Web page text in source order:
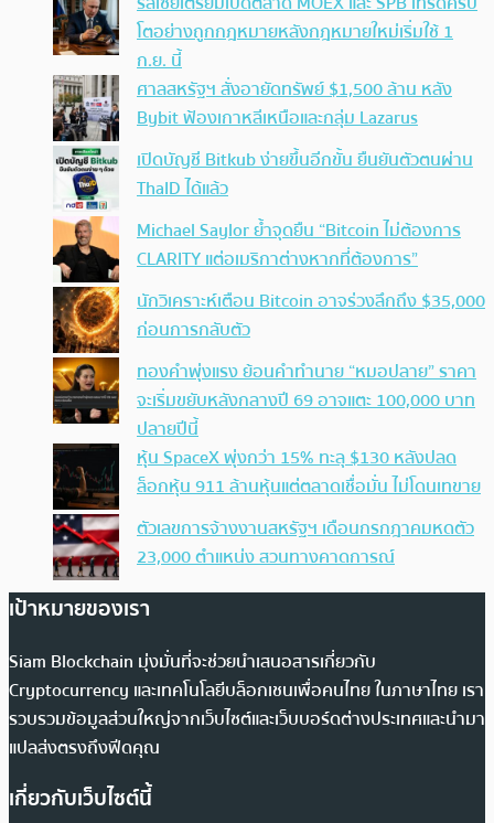
โตอย่างถูกกฎหมายหลังกฎหมายใหม่เริ่มใช้ 1
ก.ย. นี้
ศาลสหรัฐฯ สั่งอายัดทรัพย์ $1,500 ล้าน หลัง
Bybit ฟ้องเกาหลีเหนือและกลุ่ม Lazarus
เปิดบัญชี Bitkub ง่ายขึ้นอีกขั้น ยืนยันตัวตนผ่าน
ThaID ได้แล้ว
Michael Saylor ย้ำจุดยืน “Bitcoin ไม่ต้องการ
CLARITY แต่อเมริกาต่างหากที่ต้องการ”
นักวิเคราะห์เตือน Bitcoin อาจร่วงลึกถึง $35,000
ก่อนการกลับตัว
ทองคำพุ่งแรง ย้อนคำทำนาย “หมอปลาย” ราคา
จะเริ่มขยับหลังกลางปี 69 อาจแตะ 100,000 บาท
ปลายปีนี้
หุ้น SpaceX พุ่งกว่า 15% ทะลุ $130 หลังปลด
ล็อกหุ้น 911 ล้านหุ้นแต่ตลาดเชื่อมั่น ไม่โดนเทขาย
ตัวเลขการจ้างงานสหรัฐฯ เดือนกรกฎาคมหดตัว
23,000 ตำแหน่ง สวนทางคาดการณ์
เป้าหมายของเรา
Siam Blockchain มุ่งมั่นที่จะช่วยนำเสนอสารเกี่ยวกับ
Cryptocurrency และเทคโนโลยีบล็อกเชนเพื่อคนไทย ในภาษาไทย เรา
รวบรวมข้อมูลส่วนใหญ่จากเว็บไซต์และเว็บบอร์ดต่างประเทศและนำมา
แปลส่งตรงถึงฟีดคุณ
เกี่ยวกับเว็บไซต์นี้